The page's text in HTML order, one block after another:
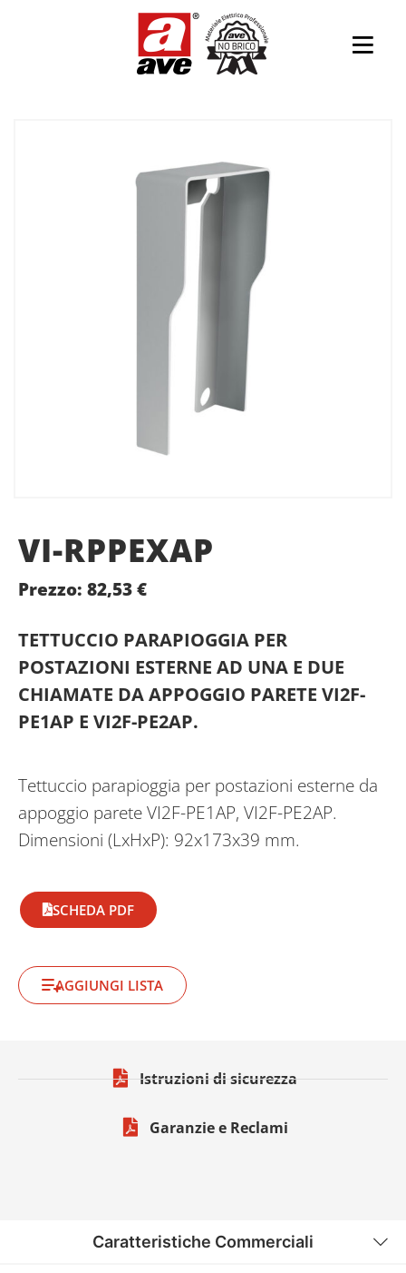
VI-RPPEXAP
Prezzo: 82,53€
TETTUCCIO PARAPIOGGIA PER
POSTAZIONI ESTERNE AD UNA E DUE
CHIAMATE DA APPOGGIO PARETE VI2F-
PE1AP E VI2F-PE2AP.
Tettuccio parapioggia per postazioni esterne da
appoggio parete VI2F-PE1AP, VI2F-PE2AP.
Dimensioni (LxHxP): 92x173x39 mm.
SCHEDA PDF
AGGIUNGI LISTA
Istruzioni di sicurezza
Garanzie e Reclami
Caratteristiche Commerciali